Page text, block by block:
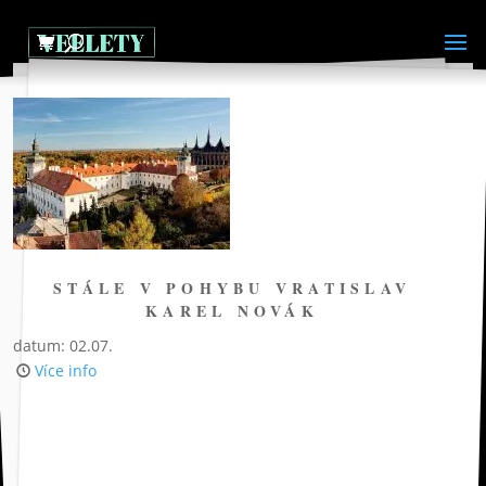
STÁLE V POHYBU VRATISLAV
KAREL NOVÁK
datum: 02.07.
Více info